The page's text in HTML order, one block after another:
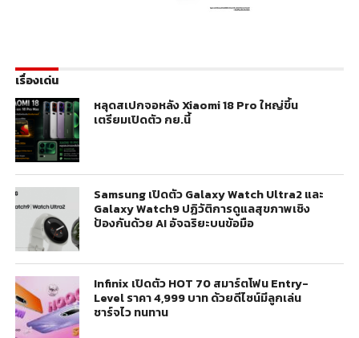
เรื่องเด่น
หลุดสเปกจอหลัง Xiaomi 18 Pro ใหญ่ขึ้น
เตรียมเปิดตัว กย.นี้
Samsung เปิดตัว Galaxy Watch Ultra2 และ
Galaxy Watch9 ปฏิวัติการดูแลสุขภาพเชิง
ป้องกันด้วย AI อัจฉริยะบนข้อมือ
Infinix เปิดตัว HOT 70 สมาร์ตโฟน Entry-
Level ราคา 4,999 บาท ด้วยดีไซน์มีลูกเล่น
ชาร์จไว ทนทาน